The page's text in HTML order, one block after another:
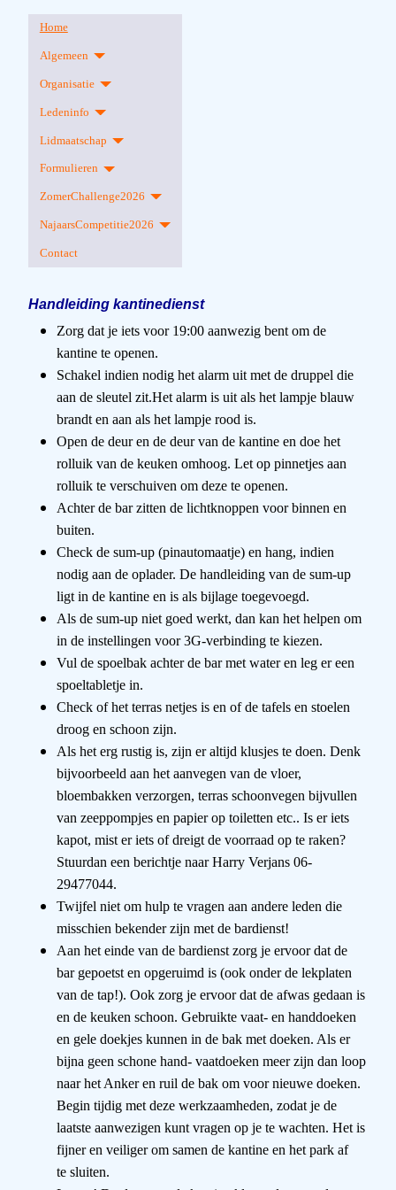
Home
Algemeen
Organisatie
Ledeninfo
Lidmaatschap
Formulieren
ZomerChallenge2026
NajaarsCompetitie2026
Contact
Handleiding kantinedienst
Zorg dat je iets voor 19:00 aanwezig bent om de
kantine te openen.
Schakel indien nodig het alarm uit met de druppel die
aan de sleutel zit.Het alarm is uit als het lampje blauw
brandt en aan als het lampje rood is.
Open de deur en de deur van de kantine en doe het
rolluik van de keuken omhoog. Let op pinnetjes aan
rolluik te verschuiven om deze te openen.
Achter de bar zitten de lichtknoppen voor binnen en
buiten.
Check de sum-up (pinautomaatje) en hang, indien
nodig aan de oplader. De handleiding van de sum-up
ligt in de kantine en is als bijlage toegevoegd.
Als de sum-up niet goed werkt, dan kan het helpen om
in de instellingen voor 3G-verbinding te kiezen.
Vul de spoelbak achter de bar met water en leg er een
spoeltabletje in.
Check of het terras netjes is en of de tafels en stoelen
droog en schoon zijn.
Als het erg rustig is, zijn er altijd klusjes te doen. Denk
bijvoorbeeld aan het aanvegen van de vloer,
bloembakken verzorgen, terras schoonvegen bijvullen
van zeeppompjes en papier op toiletten etc.. Is er iets
kapot, mist er iets of dreigt de voorraad op te raken?
Stuurdan een berichtje naar Harry Verjans 06-
29477044.
Twijfel niet om hulp te vragen aan andere leden die
misschien bekender zijn met de bardienst!
Aan het einde van de bardienst zorg je ervoor dat de
bar gepoetst en opgeruimd is (ook onder de lekplaten
van de tap!). Ook zorg je ervoor dat de afwas gedaan is
en de keuken schoon. Gebruikte vaat- en handdoeken
en gele doekjes kunnen in de bak met doeken. Als er
bijna geen schone hand- vaatdoeken meer zijn dan loop
naar het Anker en ruil de bak om voor nieuwe doeken.
Begin tijdig met deze werkzaamheden, zodat je de
laatste aanwezigen kunt vragen op je te wachten. Het is
fijner en veiliger om samen de kantine en het park af
te sluiten.